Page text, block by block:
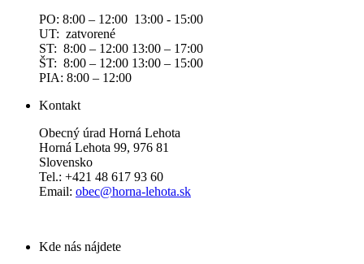
PO: 8:00 – 12:00 13:00 - 15:00
UT: zatvorené
ST: 8:00 – 12:00 13:00 – 17:00
ŠT: 8:00 – 12:00 13:00 – 15:00
PIA: 8:00 – 12:00
Kontakt
Obecný úrad Horná Lehota
Horná Lehota 99, 976 81
Slovensko
Tel.: +421 48 617 93 60
Email: obec@horna-lehota.sk
Kde nás nájdete